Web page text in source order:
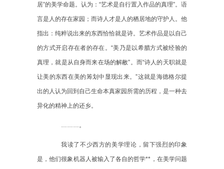
居”的美学命题。认为：“艺术是自行置入作品的真理”。语
言是人的存在家园；而诗人才是人的栖居地的守护人。他
指出：纯粹说出来的东西恰恰就是诗。艺术作品是以自己
的方式开启存在者的存在。“美乃是以希腊方式被经验的
真理，就是从自身而来在场的解敝”。而“诗人的天职就是
让美的东西在美的筹划中显现出来。”这就是海德格尔提
出的人认为回到自己生命本真家园所需的历程，是一种去
异化的精神上的还乡。
………。
我读了不少西方的美学理论，留下强烈的印象
是，他们很象机器人被输入了各自的哲学**，在美学问题